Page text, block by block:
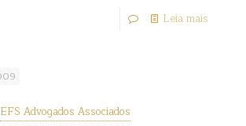
Leia mais
EFS Advogados Associados